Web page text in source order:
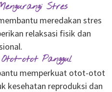
Stres
meredakan stres
relaksasi fisik dan
otot Panggul
memperkuat otot-otot
kesehatan reproduksi dan